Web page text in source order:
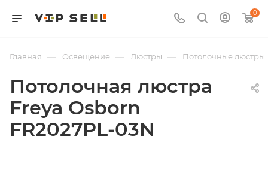
0
Главная — Освещение — Люстры — Потолочные люстры
Потолочная люстра
Freya Osborn
FR2027PL-03N